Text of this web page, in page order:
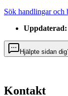
Sök handlingar och
Uppdaterad:
Hjälpte sidan
Kontakt